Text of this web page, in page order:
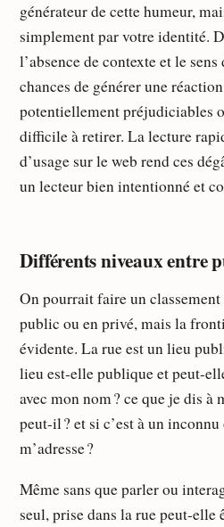
générateur de cette humeur,
simplement par votre identité.
l’absence de contexte et le
chances de générer une
potentiellement préjudiciables
difficile à retirer. La lecture
d’usage sur le web rend ces
un lecteur bien intentionné et
Différents niveaux entre
On pourrait faire un
public ou en privé, mais la
évidente. La rue est un lieu
lieu est-elle publique et peut-
avec mon nom ? ce que je dis à
peut-il ? et si c’est à un
m’adresse ?
Même sans que parler ou
seul, prise dans la rue peut-elle